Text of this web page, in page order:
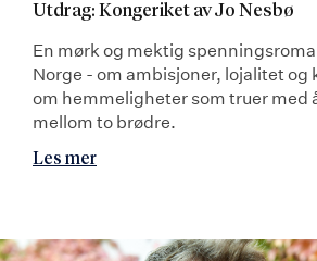
Utdrag: Kongeriket av Jo Nesbø
En mørk og mektig
Norge - om ambisjoner, lojalitet
om hemmeligheter som truer med
mellom to brødre.
Les mer